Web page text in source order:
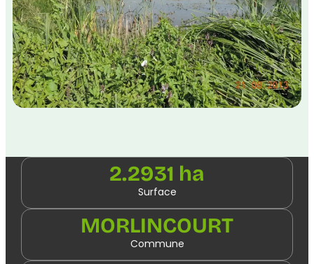
2.2931 ha
Surface
MORLINCOURT
Commune